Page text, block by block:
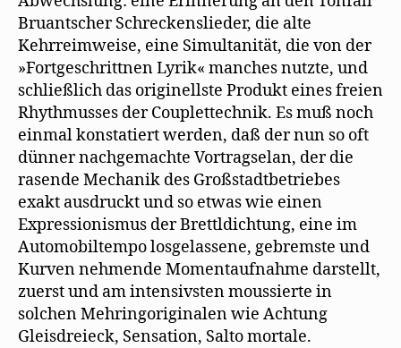
Bruantscher Schreckenslieder, die alte
Kehrreimweise, eine Simultanität, die von der
»Fortgeschrittnen Lyrik« manches nutzte, und
schließlich das originellste Produkt eines freien
Rhythmusses der Couplettechnik. Es muß noch
einmal konstatiert werden, daß der nun so oft
dünner nachgemachte Vortragselan, der die
rasende Mechanik des Großstadtbetriebes
exakt ausdruckt und so etwas wie einen
Expressionismus der Brettldichtung, eine im
Automobiltempo losgelassene, gebremste und
Kurven nehmende Momentaufnahme darstellt,
zuerst und am intensivsten moussierte in
solchen Mehringoriginalen wie Achtung
Gleisdreieck, Sensation, Salto mortale.